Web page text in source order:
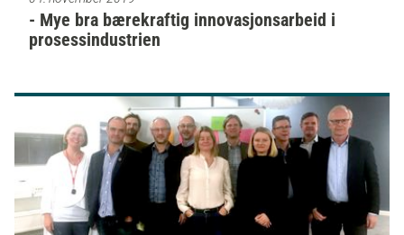
- Mye bra bærekraftig innovasjonsarbeid i
prosessindustrien